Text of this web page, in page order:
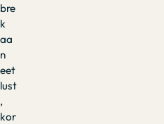
bre
k
aa
n
eet
lust
,
kor